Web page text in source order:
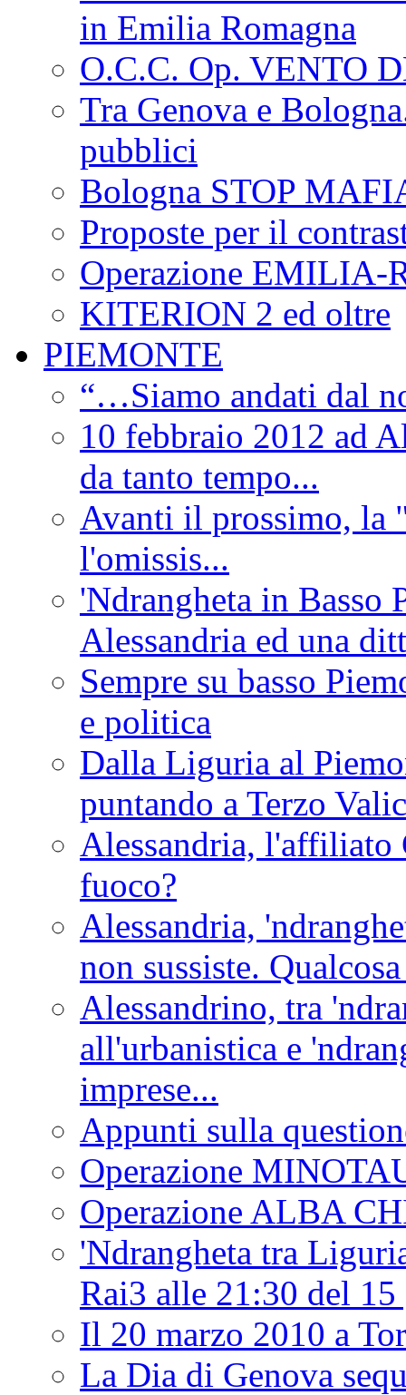
in Emilia Romagna
O.C.C. Op. VENTO
Tra Genova e
pubblici
Bologna STOP
Proposte per il
Operazione EMILIA-
KITERION 2 ed oltre
PIEMONTE
“…Siamo andati dal
10 febbraio 2012 ad
da tanto tempo...
Avanti il prossimo, la
l'omissis...
'Ndrangheta in Basso
Alessandria ed una
Sempre su basso
e politica
Dalla Liguria al
puntando a Terzo
Alessandria, l'affiliato
fuoco?
Alessandria,
non sussiste.
Alessandrino, tra
all'urbanistica e
imprese...
Appunti sulla
Operazione
Operazione ALBA
'Ndrangheta tra
Rai3 alle 21:30 del
Il 20 marzo 2010 a
La Dia di Genova